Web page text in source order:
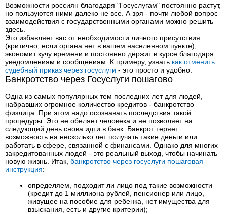
Возможности россиян благодаря "Госуслугам" постоянно растут,
но пользуются ними далеко не все. А зря - почти любой вопрос
взаимодействия с государственными органами можно решить
здесь.
Это избавляет вас от необходимости личного присутствия
(критично, если органа нет в вашем населенном пункте),
экономит кучу времени и постоянно держит в курсе благодаря
уведомлениям и сообщениям. К примеру, узнать как отменить
судебный приказ через госуслуги - это просто и удобно.
Банкротство через Госуслуги пошагово
Одна из самых популярных тем последних лет для людей,
набравших огромное количество кредитов - банкротство
физлица. При этом надо осознавать последствия такой
процедуры. Это не обеляет человека и не позволяет на
следующий день снова идти в банк. Банкрот теряет
возможность на несколько лет получать такие деньги или
работать в сфере, связанной с финансами. Однако для многих
закредитованных людей - это реальный выход, чтобы начинать
новую жизнь. Итак, банкротство через госуслуги пошаговая
инструкция:
определяем, подходит ли лицо под такие возможности
(кредит до 1 миллиона рублей, пенсионер или лицо,
живущее на пособие для ребенка, нет имущества для
взыскания, есть и другие критерии);